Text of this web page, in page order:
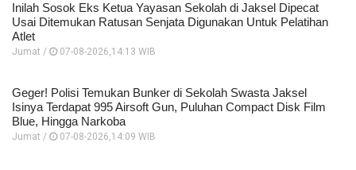
Inilah Sosok Eks Ketua Yayasan Sekolah di Jaksel Dipecat
Usai Ditemukan Ratusan Senjata Digunakan Untuk Pelatihan
Atlet
Jumat / 07-08-2026,14:13 WIB
Geger! Polisi Temukan Bunker di Sekolah Swasta Jaksel
Isinya Terdapat 995 Airsoft Gun, Puluhan Compact Disk Film
Blue, Hingga Narkoba
Jumat / 07-08-2026,14:09 WIB